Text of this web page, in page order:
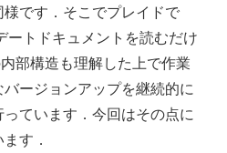
です．そこでプレイドで
ートドキュメントを読むだけ
部構造も理解した上で作業
ージョンアップを継続的に
ています．今回はその点に
す．